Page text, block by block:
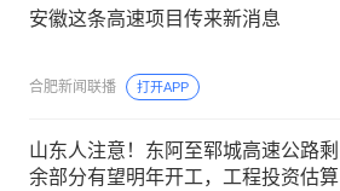
安徽这条高速项目传来新消息
合肥新闻联播 打开APP
山东人注意！东阿至郓城高速公路剩
余部分有望明年开工，工程投资估算